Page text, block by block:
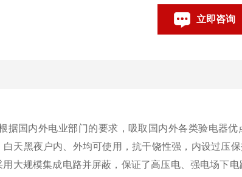
立即咨询
据国内外电业部门的要求，吸取国内外各类验电器
天黑夜户内、外均可使用，抗干饶性强，内设过压
大规模集成电路并屏蔽，保证了高压电、强电场下